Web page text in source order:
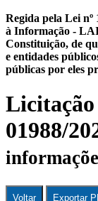
Regida pela Lei nº
à Informação -
Constituição, de
e entidades
públicas por eles
01988/
Voltar Exportar